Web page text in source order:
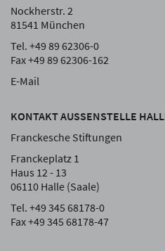
Nockherstr. 2
81541 München
Tel. +49 89 62306-0
Fax +49 89 62306-162
E-Mail
KONTAKT AUSSENSTELLE HALLE
Franckesche Stiftungen
Franckeplatz 1
Haus 12 - 13
06110 Halle (Saale)
Tel. +49 345 68178-0
Fax +49 345 68178-47